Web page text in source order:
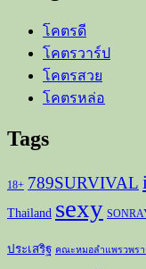
โคตรดี
โคตรวาร์ป
โคตรสวย
โคตรหล่อ
Tags
18+ 789SURVIVAL
Thailand sexy
ประเสริฐ คณะหมอลำแพรวพรา